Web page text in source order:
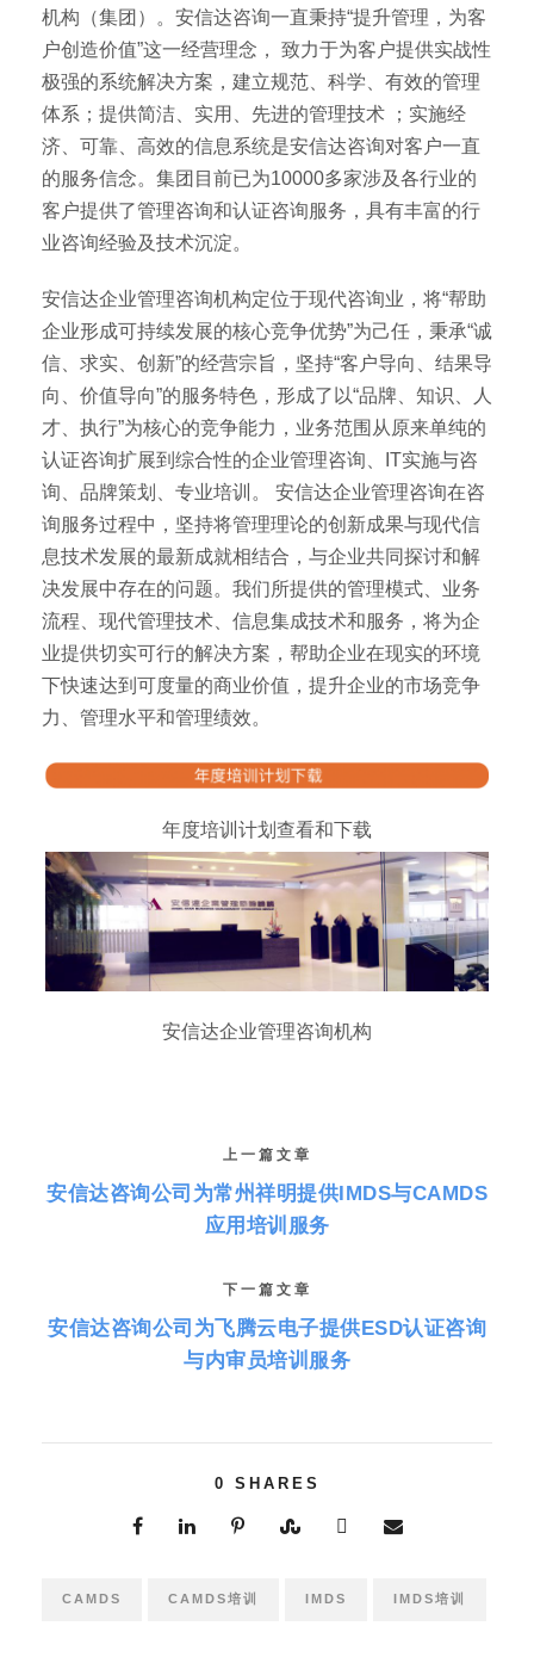
机构（集团）。安信达咨询一直秉持“提升管理，为客
户创造价值”这一经营理念， 致力于为客户提供实战性
极强的系统解决方案，建立规范、科学、有效的管理
体系；提供简洁、实用、先进的管理技术 ；实施经
济、可靠、高效的信息系统是安信达咨询对客户一直
的服务信念。集团目前已为10000多家涉及各行业的
客户提供了管理咨询和认证咨询服务，具有丰富的行
业咨询经验及技术沉淀。
安信达企业管理咨询机构定位于现代咨询业，将“帮助
企业形成可持续发展的核心竞争优势”为己任，秉承“诚
信、求实、创新”的经营宗旨，坚持“客户导向、结果导
向、价值导向”的服务特色，形成了以“品牌、知识、人
才、执行”为核心的竞争能力，业务范围从原来单纯的
认证咨询扩展到综合性的企业管理咨询、IT实施与咨
询、品牌策划、专业培训。 安信达企业管理咨询在咨
询服务过程中，坚持将管理理论的创新成果与现代信
息技术发展的最新成就相结合，与企业共同探讨和解
决发展中存在的问题。我们所提供的管理模式、业务
流程、现代管理技术、信息集成技术和服务，将为企
业提供切实可行的解决方案，帮助企业在现实的环境
下快速达到可度量的商业价值，提升企业的市场竞争
力、管理水平和管理绩效。
年度培训计划查看和下载
安信达企业管理咨询机构
上一篇文章
安信达咨询公司为常州祥明提供IMDS与CAMDS
应用培训服务
下一篇文章
安信达咨询公司为飞腾云电子提供ESD认证咨询
与内审员培训服务
0 SHARES
CAMDS CAMDS培训 IMDS IMDS培训